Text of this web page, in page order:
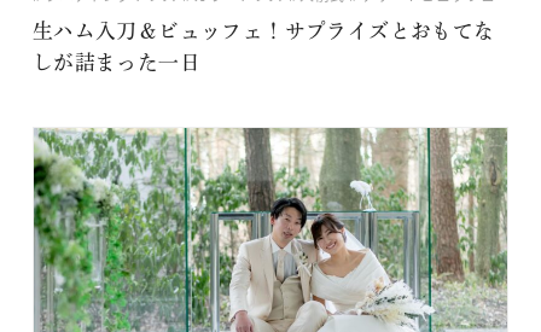
生ハム入刀＆ビュッフェ！サプライズとおもてな
しが詰まった一日